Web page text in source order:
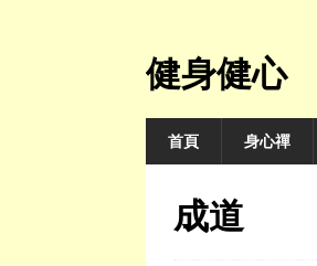
健身健心
首頁 身心禪
成道